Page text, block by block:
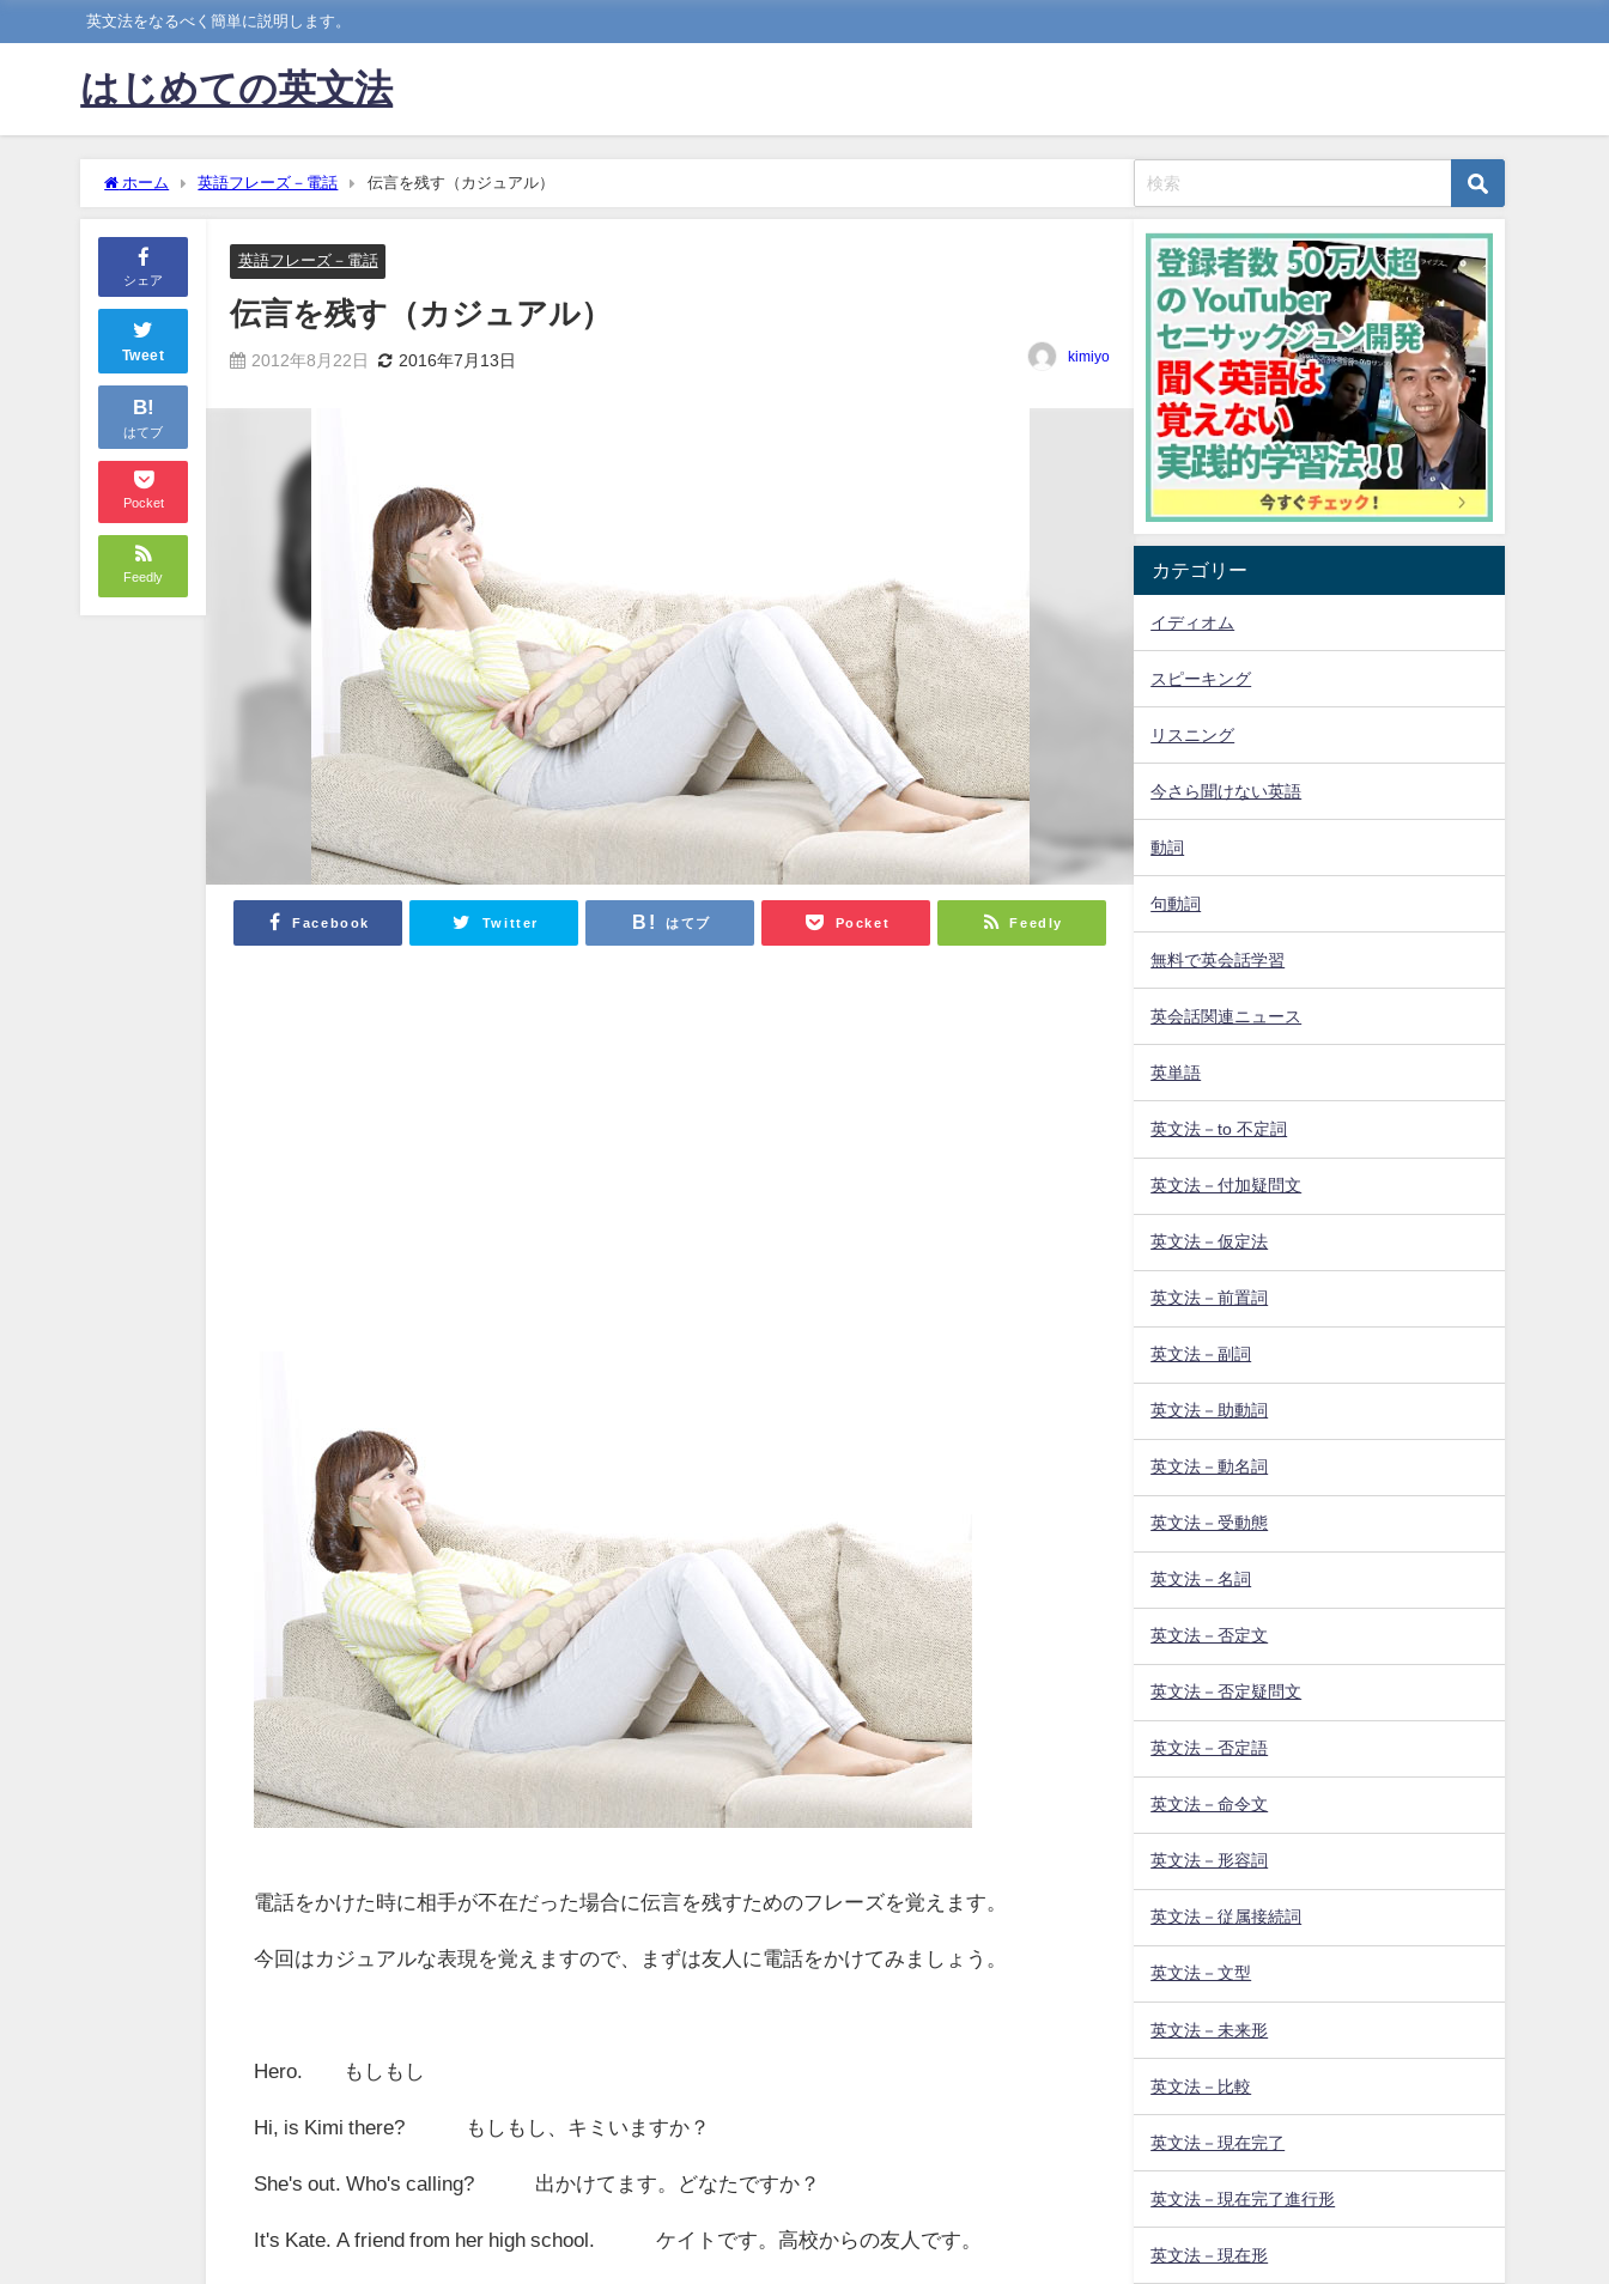
英文法をなるべく簡単に説明します。
はじめての英文法
ホーム 英語フレーズ－電話 伝言を残す（カジュアル）
シェア
Tweet
B!
はてブ
Pocket
Feedly
英語フレーズ－電話
伝言を残す（カジュアル）
2012年8月22日 2016年7月13日 kimiyo
Facebook Twitter はてブ Pocket Feedly
電話をかけた時に相手が不在だった場合に伝言を残すためのフレーズを覚えます。
今回はカジュアルな表現を覚えますので、まずは友人に電話をかけてみましょう。
Hero. もしもし
Hi, is Kimi there? もしもし、キミいますか？
She's out. Who's calling? 出かけてます。どなたですか？
It's Kate. A friend from her high school. ケイトです。高校からの友人です。
カテゴリー
イディオム
スピーキング
リスニング
今さら聞けない英語
動詞
句動詞
無料で英会話学習
英会話関連ニュース
英単語
英文法－to 不定詞
英文法－付加疑問文
英文法－仮定法
英文法－前置詞
英文法－副詞
英文法－助動詞
英文法－動名詞
英文法－受動態
英文法－名詞
英文法－否定文
英文法－否定疑問文
英文法－否定語
英文法－命令文
英文法－形容詞
英文法－従属接続詞
英文法－文型
英文法－未来形
英文法－比較
英文法－現在完了
英文法－現在完了進行形
英文法－現在形